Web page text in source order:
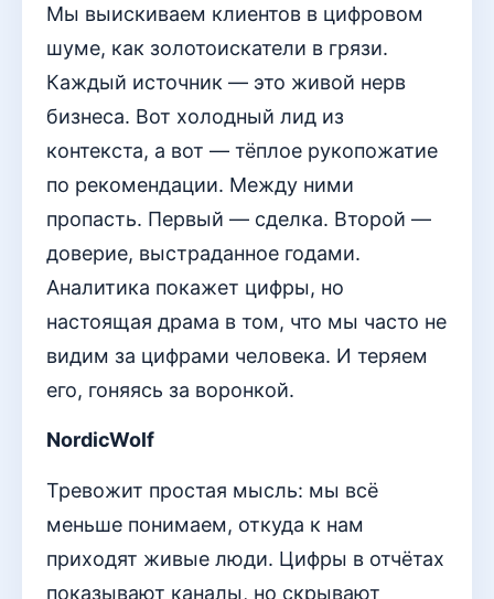
Мы выискиваем клиентов в цифровом
шуме, как золотоискатели в грязи.
Каждый источник — это живой нерв
бизнеса. Вот холодный лид из
контекста, а вот — тёплое рукопожатие
по рекомендации. Между ними
пропасть. Первый — сделка. Второй —
доверие, выстраданное годами.
Аналитика покажет цифры, но
настоящая драма в том, что мы часто не
видим за цифрами человека. И теряем
его, гоняясь за воронкой.
NordicWolf
Тревожит простая мысль: мы всё
меньше понимаем, откуда к нам
приходят живые люди. Цифры в отчётах
показывают каналы, но скрывают